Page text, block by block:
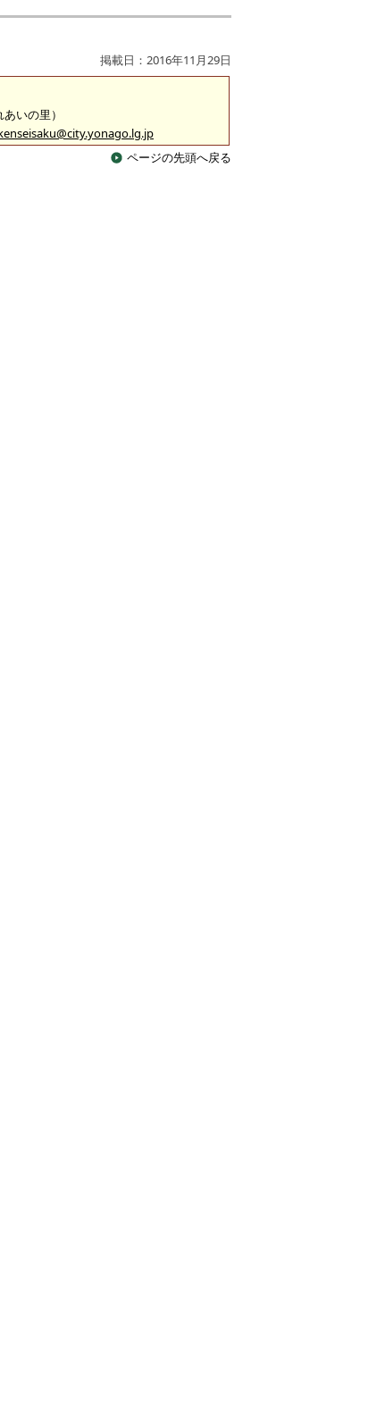
掲載日：2016年11月29日
いの里）
ページの先頭へ戻る